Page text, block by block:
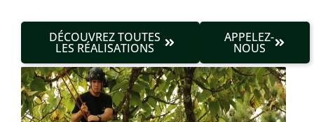
DÉCOUVREZ TOUTES
LES RÉALISATIONS
APPELEZ-
NOUS